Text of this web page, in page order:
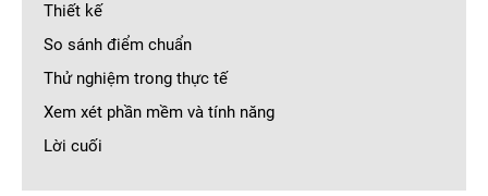
Thiết kế
So sánh điểm chuẩn
Thử nghiệm trong thực tế
Xem xét phần mềm và tính năng
Lời cuối